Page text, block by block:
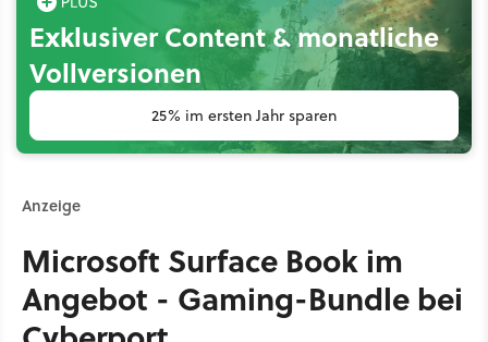
Exklusiver Content & monatliche
Vollversionen
25% im ersten Jahr sparen
Anzeige
Microsoft Surface Book im
Angebot - Gaming-Bundle bei